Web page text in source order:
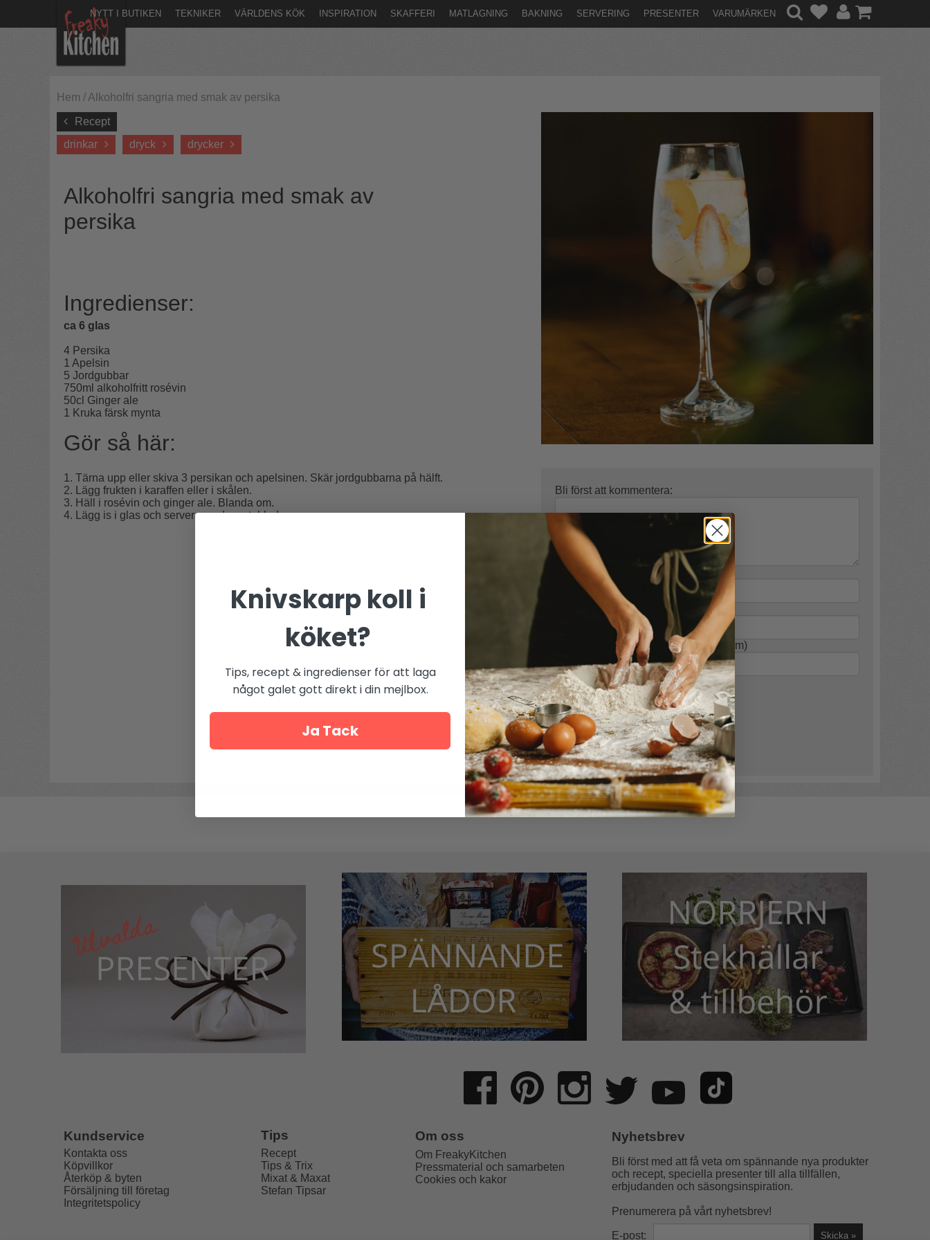
NYTT I BUTIKEN TEKNIKER VÄRLDENS KÖK INSPIRATION SKAFFERI MATLAGNING BAKNING SERVERING PRESENTER VARUMÄRKEN
Hem / Alkoholfri sangria med smak av persika
Recept
drinkar
dryck drycker
Alkoholfri sangria med smak av
persika
Ingredienser:
ca 6 glas
4 Persika
1 Apelsin
5 Jordgubbar
750ml alkoholfritt rosévin
50cl Ginger ale
1 Kruka färsk mynta
Gör så här:
1. Tärna upp eller skiva 3 persikan och apelsinen. Skär jordgubbarna på hälft.
2. Lägg frukten i karaffen eller i skålen.
3. Häll i rosévin och ginger ale. Blanda om.
4. Lägg is i glas och servera med myntablad.
Bli först att kommentera:
Namn:
E-postadress (publiceras ej):
Ange koden: ayCjQC (motverkar spam)
Kommentera »
Inga kommentarer
Kundservice
Kontakta oss
Köpvillkor
Återköp & byten
Försäljning till företag
Integritetspolicy
Tips
Recept
Tips & Trix
Mixat & Maxat
Stefan Tipsar
Om oss
Om FreakyKitchen
Pressmaterial och samarbeten
Cookies och kakor
Nyhetsbrev
Bli först med att få veta om spännande nya produkter
och recept, speciella presenter till alla tillfällen,
erbjudanden och säsongsinspiration.
Prenumerera på vårt nyhetsbrev!
E-post:
Knivskarp koll i
köket?
Tips, recept & ingredienser för att laga
något galet gott direkt i din mejlbox.
Ja Tack